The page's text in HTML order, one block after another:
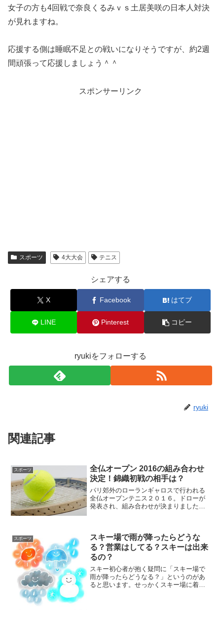
女子の方も4回戦で奈良くるみｖｓ土居美咲の日本人対決
が見れますね。
応援する側は睡眠不足との戦いになりそうですが、約2週
間頑張って応援しましょう＾＾
スポンサーリンク
スポーツ 4大大会 テニス
シェアする
X Facebook はてブ
LINE Pinterest コピー
ryukiをフォローする
ryuki
関連記事
スポーツ
全仏オープン 2016の組み合わせ
決定！錦織初戦の相手は？
パリ郊外のローランギャロスで行われる
全仏オープンテニス２０１６。ドローが
発表され、組み合わせが決まりました。
スポーツ
スキー場で雨が降ったらどうな
る？営業はしてる？スキーは出来
るの？
スキー初心者が抱く疑問に「スキー場で
雨が降ったらどうなる？」というのがあ
ると思います。せっかくスキー場に着い